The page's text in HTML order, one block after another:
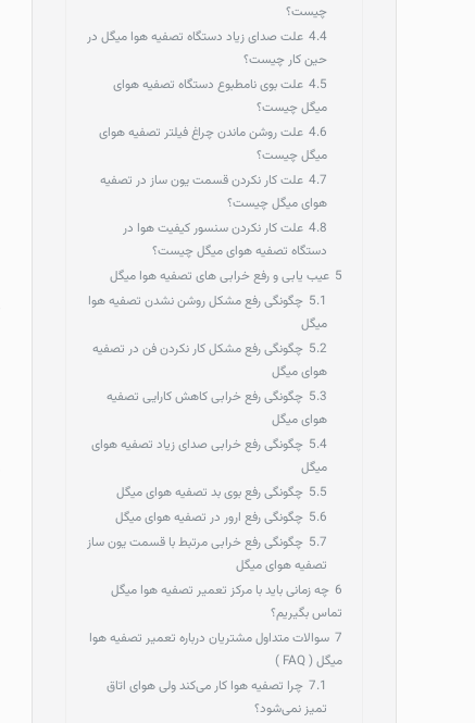
چیست؟
4.4 علت صدای زیاد دستگاه تصفیه هوا میگل در
حین کار چیست؟
4.5 علت بوی نامطبوع دستگاه تصفیه هوای
میگل چیست؟
4.6 علت روشن ماندن چراغ فیلتر تصفیه هوای
میگل چیست؟
4.7 علت کار نکردن قسمت یون ساز در تصفیه
هوای میگل چیست؟
4.8 علت کار نکردن سنسور کیفیت هوا در
دستگاه تصفیه هوای میگل چیست؟
5 عیب یابی و رفع خرابی های تصفیه هوا میگل
5.1 چگونگی رفع مشکل روشن نشدن تصفیه هوا
میگل
5.2 چگونگی رفع مشکل کار نکردن فن در تصفیه
هوای میگل
5.3 چگونگی رفع خرابی کاهش کارایی تصفیه
هوای میگل
5.4 چگونگی رفع خرابی صدای زیاد تصفیه هوای
میگل
5.5 چگونگی رفع بوی بد تصفیه هوای میگل
5.6 چگونگی رفع ارور در تصفیه هوای میگل
5.7 چگونگی رفع خرابی مرتبط با قسمت یون ساز
تصفیه هوای میگل
6 چه زمانی باید با مرکز تعمیر تصفیه هوا میگل
تماس بگیریم؟
7 سوالات متداول مشتریان درباره تعمیر تصفیه هوا
میگل ( FAQ )
7.1 چرا تصفیه هوا کار می‌کند ولی هوای اتاق
تمیز نمی‌شود؟